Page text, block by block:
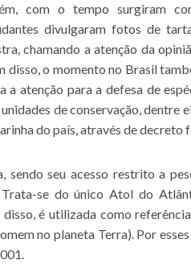
com o tempo surgiram
divulgaram fotos de
chamando a atenção da
o momento no Brasil
a atenção para a defesa de
de conservação, dentre
do país, através de
sendo seu acesso restrito a
Trata-se do único Atol do
é utilizada como
no planeta Terra). Por